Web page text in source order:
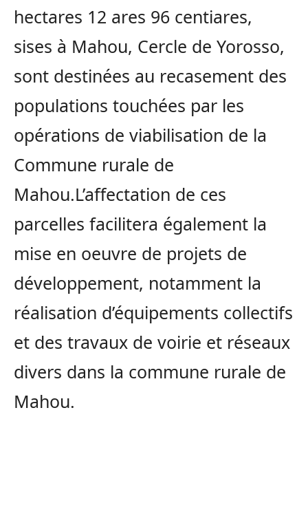
hectares 12 ares 96 centiares,
sises à Mahou, Cercle de Yorosso,
sont destinées au recasement des
populations touchées par les
opérations de viabilisation de la
Commune rurale de
Mahou.L’affectation de ces
parcelles facilitera également la
mise en oeuvre de projets de
développement, notamment la
réalisation d’équipements collectifs
et des travaux de voirie et réseaux
divers dans la commune rurale de
Mahou.